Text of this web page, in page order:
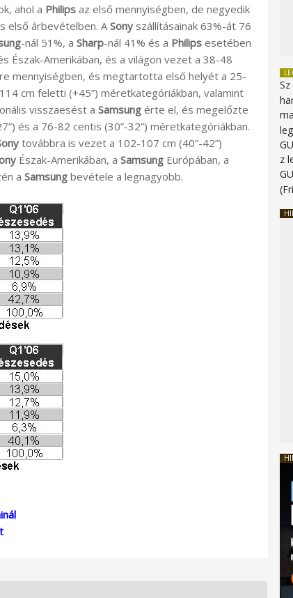
ahol a Philips az első mennyiségben, de negyedik
első árbevételben. A Sony szállításainak 63%-át 76
-nál 51%, a Sharp-nál 41% és a Philips esetében
Észak-Amerikában, és a világon vezet a 38-48
mennyiségben, és megtartotta első helyét a 25-
cm feletti (+45”) méretkategóriákban, valamint
visszaesést a Samsung érte el, és megelőzte
és a 76-82 centis (30”-32”) méretkategóriákban.
továbbra is vezet a 102-107 cm (40”-42”)
Észak-Amerikában, a Samsung Európában, a
a Samsung bevétele a legnagyobb.
z